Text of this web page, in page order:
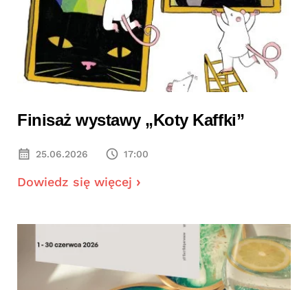
Finisaż wystawy „Koty Kaffki”
25.06.2026 17:00
Dowiedz się więcej